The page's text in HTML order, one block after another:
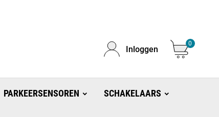
Inloggen
0
PARKEERSENSOREN SCHAKELAARS